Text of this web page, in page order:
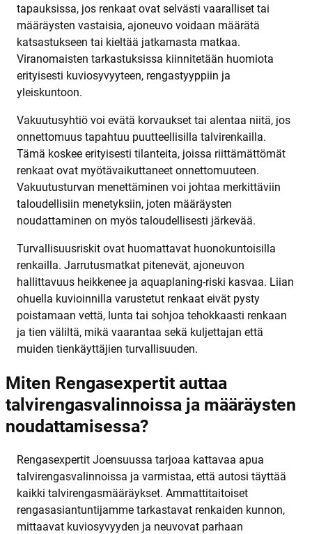
tapauksissa, jos renkaat ovat selvästi vaaralliset tai
määräysten vastaisia, ajoneuvo voidaan määrätä
katsastukseen tai kieltää jatkamasta matkaa.
Viranomaisten tarkastuksissa kiinnitetään huomiota
erityisesti kuviosyvyyteen, rengastyyppiin ja
yleiskuntoon.
Vakuutusyhtiö voi evätä korvaukset tai alentaa niitä, jos
onnettomuus tapahtuu puutteellisilla talvirenkailla.
Tämä koskee erityisesti tilanteita, joissa riittämättömät
renkaat ovat myötävaikuttaneet onnettomuuteen.
Vakuutusturvan menettäminen voi johtaa merkittäviin
taloudellisiin menetyksiin, joten määräysten
noudattaminen on myös taloudellisesti järkevää.
Turvallisuusriskit ovat huomattavat huonokuntoisilla
renkailla. Jarrutusmatkat pitenevät, ajoneuvon
hallittavuus heikkenee ja aquaplaning-riski kasvaa. Liian
ohuella kuvioinnilla varustetut renkaat eivät pysty
poistamaan vettä, lunta tai sohjoa tehokkaasti renkaan
ja tien väliltä, mikä vaarantaa sekä kuljettajan että
muiden tienkäyttäjien turvallisuuden.
Miten Rengasexpertit auttaa
talvirengasvalinnoissa ja määräysten
noudattamisessa?
Rengasexpertit Joensuussa tarjoaa kattavaa apua
talvirengasvalinnoissa ja varmistaa, että autosi täyttää
kaikki talvirengasmääräykset. Ammattitaitoiset
rengasasiantuntijamme tarkastavat renkaiden kunnon,
mittaavat kuviosyvyyden ja neuvovat parhaan